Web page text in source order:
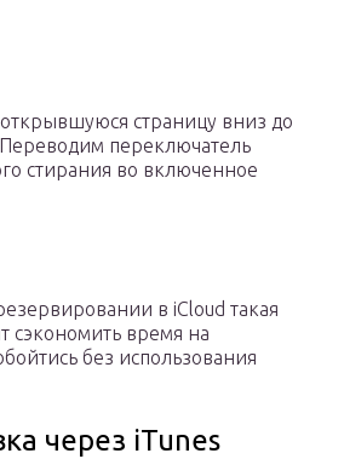
страницу вниз до
переключатель
стирания во включенное
в iCloud такая
сэкономить время на
без использования
через iTunes